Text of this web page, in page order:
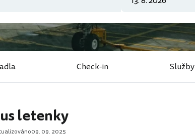
Check-in Služby
letenky
09. 09. 2025